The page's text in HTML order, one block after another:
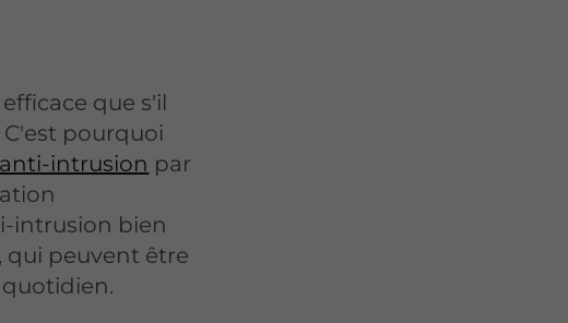
que s'il
pourquoi
intrusion par
intrusion bien
qui peuvent être